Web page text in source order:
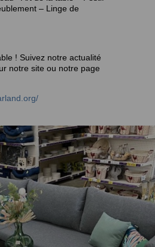
– Linge de
! Suivez notre actualité
notre site ou notre page